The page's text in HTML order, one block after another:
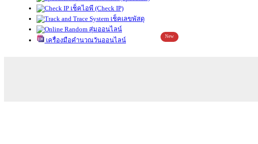
เช็คไอพี (Check IP)
เช็คเลขพัสดุ
สุ่มออนไลน์
เครื่องมือคำนวณวันออนไลน์
New